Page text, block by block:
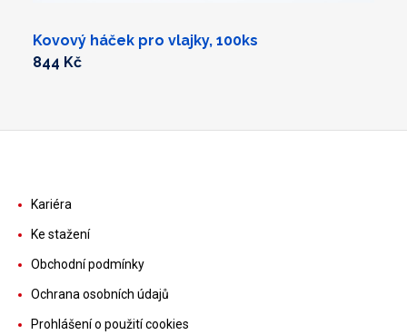
Kovový háček pro vlajky, 100ks
844 Kč
Kariéra
Ke stažení
Obchodní podmínky
Ochrana osobních údajů
Prohlášení o použití cookies